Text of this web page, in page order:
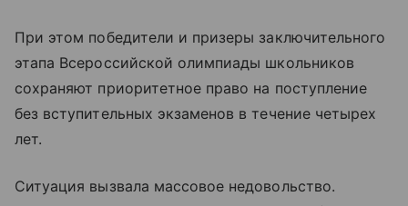
При этом победители и призеры заключительного
этапа Всероссийской олимпиады школьников
сохраняют приоритетное право на поступление
без вступительных экзаменов в течение четырех
лет.
Ситуация вызвала массовое недовольство.